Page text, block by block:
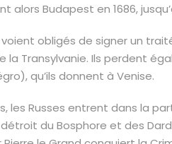
alors Budapest en 1686,
obligés de signer un
la Transylvanie. Ils perdent
qu’ils donnent à Venise.
les Russes entrent dans la
du Bosphore et des